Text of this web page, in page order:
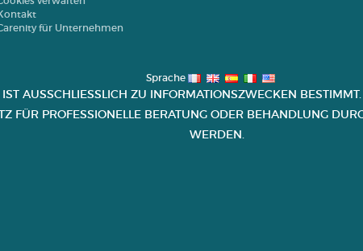
für Unternehmen
Sprache
IST AUSSCHLIESSLICH ZU INFORMATIONSZWECKEN
FÜR PROFESSIONELLE BERATUNG ODER BEHANDLUNG
ERDEN.